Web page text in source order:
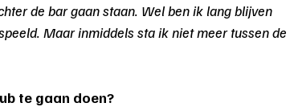
de bar gaan staan. Wel ben ik lang blijven
Maar inmiddels sta ik niet meer tussen de
te gaan doen?